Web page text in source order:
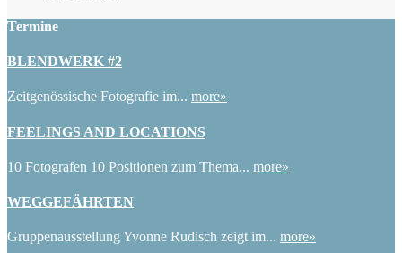
Termine
BLENDWERK #2
Zeitgenössische Fotografie im... more»
FEELINGS AND LOCATIONS
10 Fotografen 10 Positionen zum Thema... more»
WEGGEFÄHRTEN
Gruppenausstellung Yvonne Rudisch zeigt im... more»